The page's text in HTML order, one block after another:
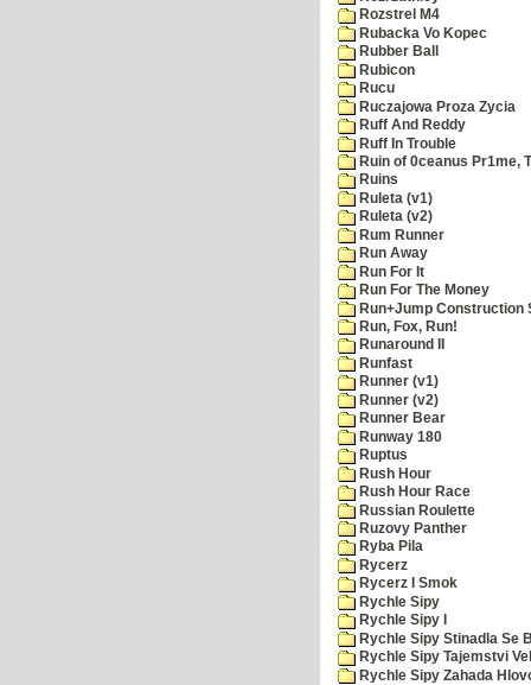
Rozstrel M4
Rubacka Vo Kopec
Rubber Ball
Rubicon
Rucu
Ruczajowa Proza Zycia
Ruff And Reddy
Ruff In Trouble
Ruin of 0ceanus Pr1me,
Ruins
Ruleta (v1)
Ruleta (v2)
Rum Runner
Run Away
Run For It
Run For The Money
Run+Jump Construction
Run, Fox, Run!
Runaround II
Runfast
Runner (v1)
Runner (v2)
Runner Bear
Runway 180
Ruptus
Rush Hour
Rush Hour Race
Russian Roulette
Ruzovy Panther
Ryba Pila
Rycerz
Rycerz I Smok
Rychle Sipy
Rychle Sipy I
Rychle Sipy Stinadla Se
Rychle Sipy Tajemstvi
Rychle Sipy Zahada